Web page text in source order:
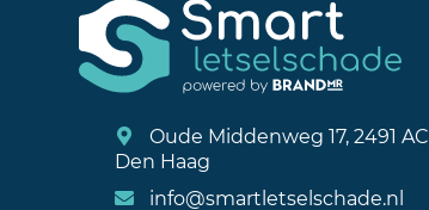
Oude Middenweg 17, 2491 AC
Den Haag
info@smartletselschade.nl